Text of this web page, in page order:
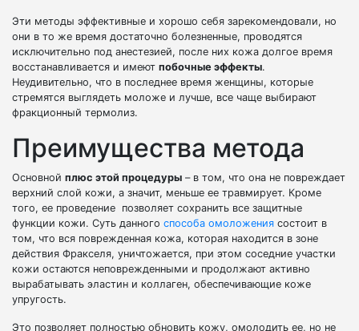
Эти методы эффективные и хорошо себя зарекомендовали, но
они в то же время достаточно болезненные, проводятся
исключительно под анестезией, после них кожа долгое время
восстанавливается и имеют побочные эффекты.
Неудивительно, что в последнее время женщины, которые
стремятся выглядеть моложе и лучше, все чаще выбирают
фракционный термолиз.
Преимущества метода
Основной плюс этой процедуры – в том, что она не повреждает
верхний слой кожи, а значит, меньше ее травмирует. Кроме
того, ее проведение позволяет сохранить все защитные
функции кожи. Суть данного способа омоложения состоит в
том, что вся поврежденная кожа, которая находится в зоне
действия Фракселя, уничтожается, при этом соседние участки
кожи остаются неповрежденными и продолжают активно
вырабатывать эластин и коллаген, обеспечивающие коже
упругость.
Это позволяет полностью обновить кожу, омолодить ее, но не